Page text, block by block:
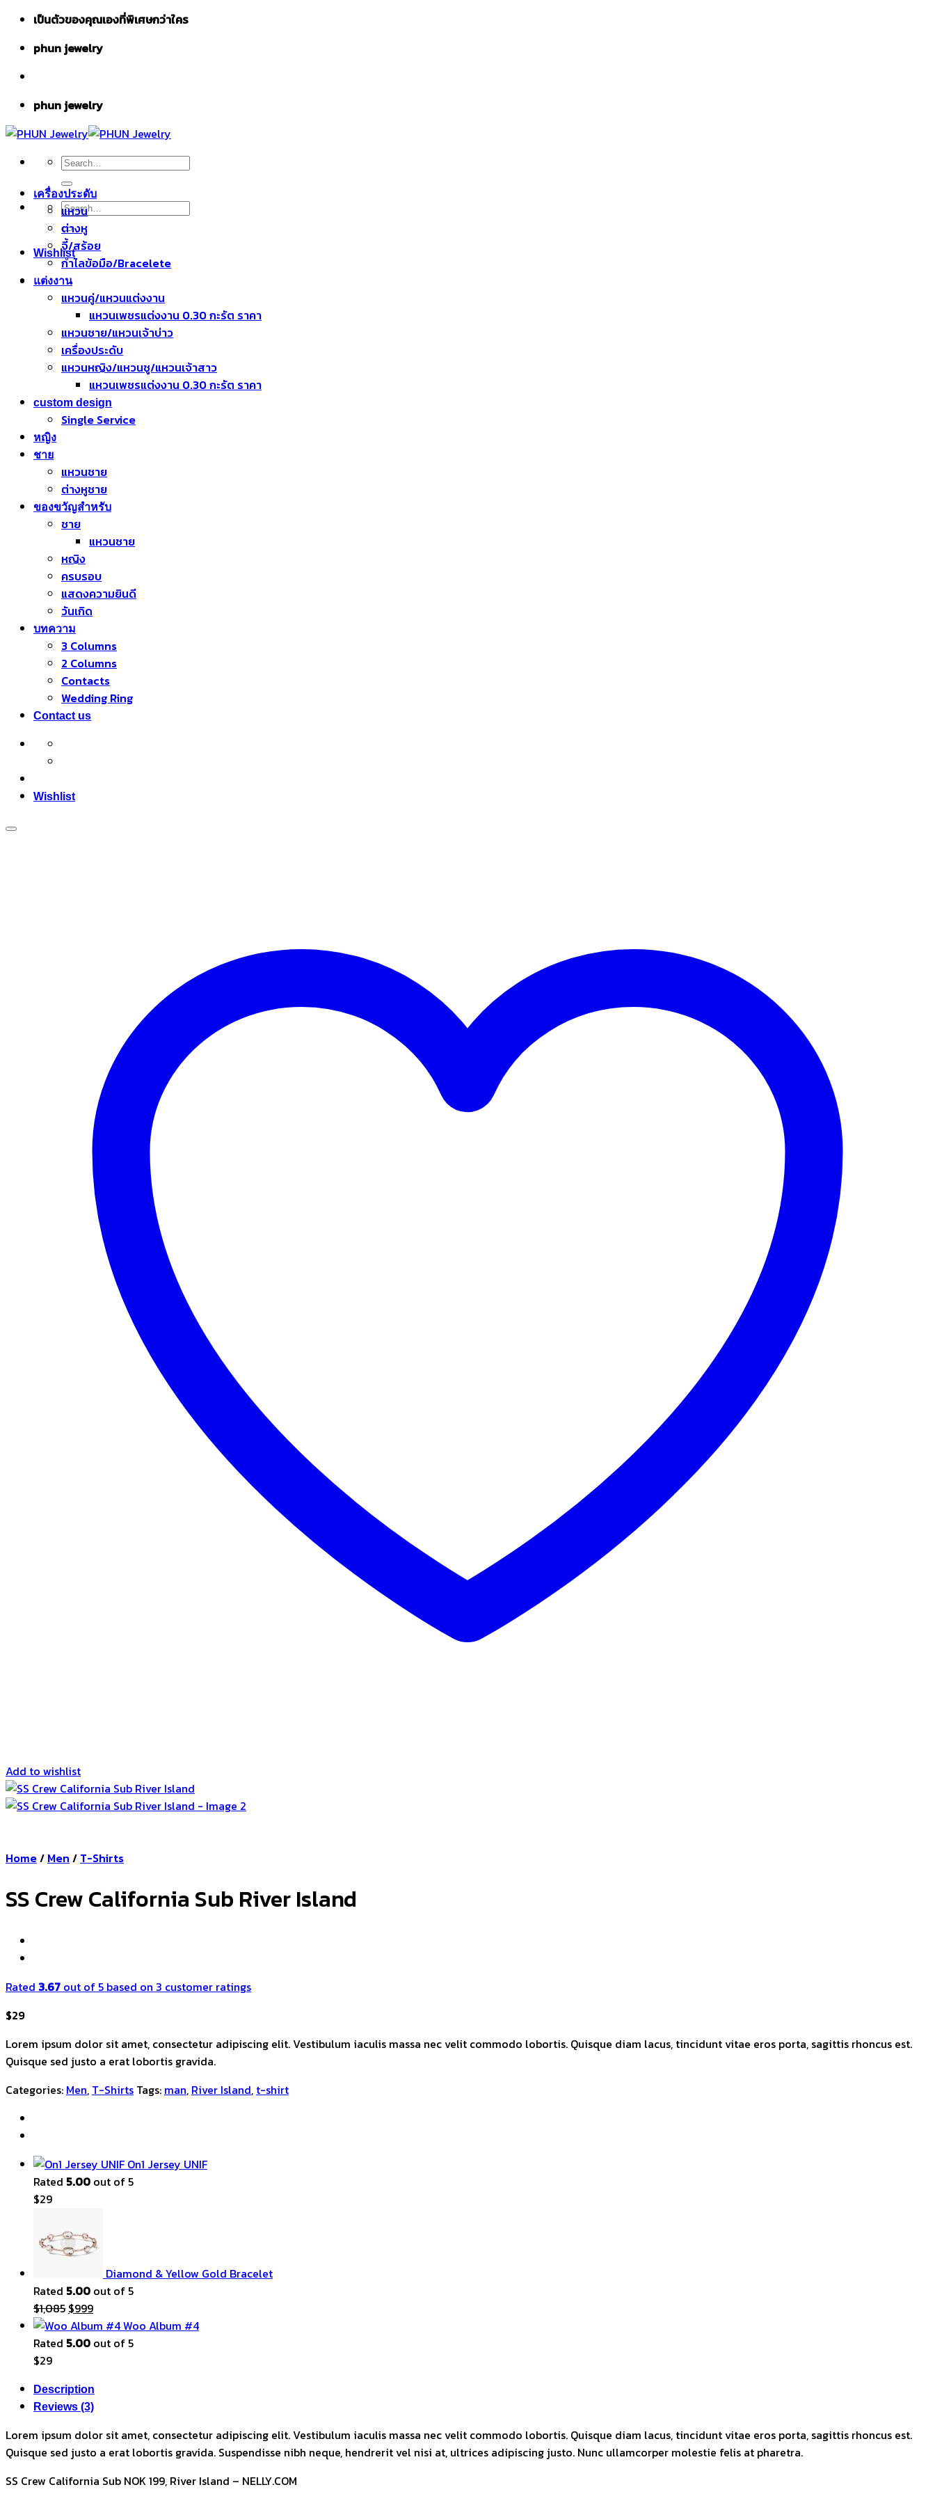
Skip
content
เป็นตัวของคุณเองที่พิเศษกว่าใคร
phun jewelry
phun jewelry
Search
for:
Search
for:
Wishlist
เครื่องประดับ
แหวน
ต่างหู
จี้/สร้อย
กำไลข้อมือ/Bracelete
แต่งงาน
แหวนคู่/แหวนแต่งงาน
แหวนเพชรแต่งงาน 0.30 กะรัต ราคา
แหวนชาย/แหวนเจ้าบ่าว
เครื่องประดับ
แหวนหญิง/แหวนชู/แหวนเจ้าสาว
แหวนเพชรแต่งงาน 0.30 กะรัต ราคา
custom design
Single Service
หญิง
ชาย
แหวนชาย
ต่างหูชาย
ของขวัญสำหรับ
ชาย
แหวนชาย
หญิง
ครบรอบ
แสดงความยินดี
วันเกิด
บทความ
3 Columns
2 Columns
Contacts
Wedding Ring
Contact us
Wishlist
Add to wishlist
Home/ Men / T-Shirts
SS Crew California Sub River Island
Rated 3.67 out of 5 based on 3 customer ratings
$29
Lorem ipsum dolor sit amet, consectetur adipiscing elit. Vestibulum iaculis massa nec velit commodo lobortis. Quisque diam lacus, tincidunt vitae eros porta, sagittis rhoncus est.
Quisque sed justo a erat lobortis gravida.
Categories: Men, T-Shirts Tags: man, River Island, t-shirt
On1 Jersey UNIF
Rated 5.00 out of 5
$29
Diamond & Yellow Gold Bracelet
Rated 5.00 out of 5
$1,085 Original
price
was:
$999Current
price
is:
Woo Album #4
Rated 5.00 out of 5
$29
Description
Reviews (3)
Lorem ipsum dolor sit amet, consectetur adipiscing elit. Vestibulum iaculis massa nec velit commodo lobortis. Quisque diam lacus, tincidunt vitae eros porta, sagittis rhoncus est.
Quisque sed justo a erat lobortis gravida. Suspendisse nibh neque, hendrerit vel nisi at, ultrices adipiscing justo. Nunc ullamcorper molestie felis at pharetra.
SS Crew California Sub NOK 199, River Island – NELLY.COM